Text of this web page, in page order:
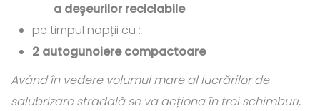
a deșeurilor reciclabile
pe timpul nopții cu :
2 autogunoiere compactoare
Având în vedere volumul mare al lucrărilor de
salubrizare stradală se va acționa în trei schimburi,